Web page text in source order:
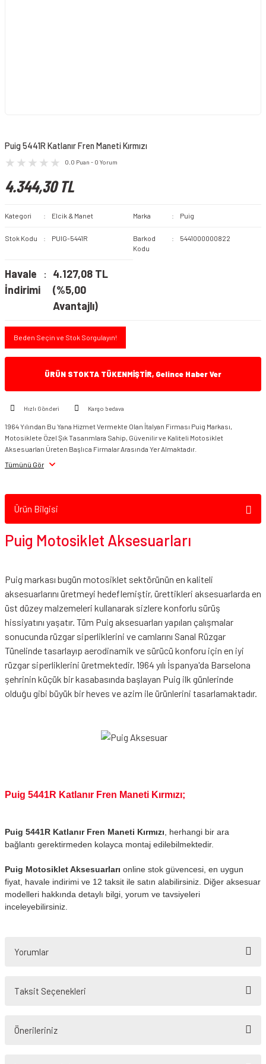
Puig 5441R Katlanır Fren Maneti Kırmızı
0.0 Puan - 0 Yorum
4.344,30 TL
Kategori Elcik & Manet Marka Puig
Stok Kodu PUIG-5441R
Barkod
Kodu
5441000000822
Havale
İndirimi
4.127,08 TL
(%5,00
Avantajlı)
Beden Seçin ve Stok Sorgulayın!
ÜRÜN STOKTA TÜKENMİŞTİR, Gelince Haber Ver
Hızlı Gönderi Kargo bedava
1964 Yılından Bu Yana Hizmet Vermekte Olan İtalyan Firması Puig Markası,
Motosiklete Özel Şık Tasarımlara Sahip, Güvenilir ve Kaliteli Motosiklet
Aksesuarları Üreten Başlıca Firmalar Arasında Yer Almaktadır.
Tümünü Gör
Ürün Bilgisi
Puig Motosiklet Aksesuarları
Puig markası bugün motosiklet sektörünün en kaliteli
aksesuarlarını üretmeyi hedeflemiştir, ürettikleri aksesuarlarda en
üst düzey malzemeleri kullanarak sizlere konforlu sürüş
hissiyatını yaşatır. Tüm Puig aksesuarları yapılan çalışmalar
sonucunda rüzgar siperliklerini ve camlarını Sanal Rüzgar
Tünelinde tasarlayıp aerodinamik ve sürücü konforu için en iyi
rüzgar siperliklerini üretmektedir. 1964 yılı İspanya'da Barselona
şehrinin küçük bir kasabasında başlayan Puig ilk günlerinde
olduğu gibi büyük bir heves ve azim ile ürünlerini tasarlamaktadır.
Puig 5441R Katlanır Fren Maneti Kırmızı;
Puig 5441R Katlanır Fren Maneti Kırmızı , herhangi bir ara
bağlantı gerektirmeden kolayca montaj edilebilmektedir.
Puig Motosiklet Aksesuarları online stok güvencesi, en uygun
fiyat, havale indirimi ve 12 taksit ile satın alabilirsiniz. Diğer aksesuar
modelleri hakkında detaylı bilgi, yorum ve tavsiyeleri
inceleyebilirsiniz.
Yorumlar
Taksit Seçenekleri
Önerileriniz